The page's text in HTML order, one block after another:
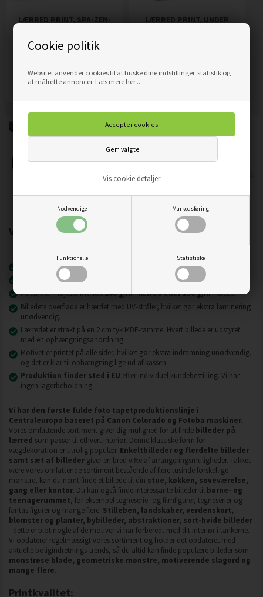
Cookie politik
Websitet anvender cookies til at huske dine indstillinger, statistik og
at målrette annoncer. Læs mere her...
Nødvendige Markedsføring
Funktionelle Statistiske
Vis cookie detaljer
LÆRRED PRINT, SPA-ZEN-
Mere info
LÆRRED PRINT, UNDER
Vigtigste produktegenskaber:
Nyeste printteknologi
Billeder på lærred er modstandsdygtige over for slid, ridser og snavs.
Materiale - højeste kvalitet240 g/m lærred eller 130 g/m fleece.
Billedets overflade er hærdet med UV-stråler, hvilket gør ekstra laminering
unødvendig.
Lærredet er strakt på en 2 cm tyk MDF-ramme. Hvert billede er udstyret
med en ophængningsanordning.
Motivet er printet på alle sider, hvilket gør ekstra indramning unødvendig,
og det er klar til ophængning lige ud af kassen.
Produktion finder sted i EU efter individuel kundebestilling. Vi har
ingen lagerbeholdning.
Vi har den første fulde foto tapetproduktionslinje i
Centraleuropa baseret på Canon Colorado og Fotoba maskiner.
Vores omfattende sortiment giver dig mulighed for at finde billeder på
lærred som passer til ethvert interiør. Denne klassiske form for
vægdekoration er utrolig populær. Enkeltbilleder og flerdelte billeder
samt sæt af billeder giver en bred vifte af arrangeringsmuligheder. Takket
være vores omfattende sortiment bestående af flere tusinde forskellige
mønstre, kan du nemt finde et billede til din stue, køkken, soveværelse,
gang eller kontor. Du kan også finde interessante billeder til børne- og
teenagerummet, for eksempel tegneserie- og filmfigurer, tegneserier og
fantasifigurer og mange flere. Stilleben, landskaber, verdenskort,
blomster og planter, bybilleder, abstraktioner, sort-hvide billeder
- dette er blot nogle af de motiver vi har forberedt med dit interiør i tankerne.
Vi opdaterer regelmæssigt vores sortiment og holder det opdateret med
aktuelle boligindretnings-trends, så du altid kan finde populære billeder som
monstrøse blade, geometriske mønstre, motiverende slagord og
mange flere.
Printkvalitet: